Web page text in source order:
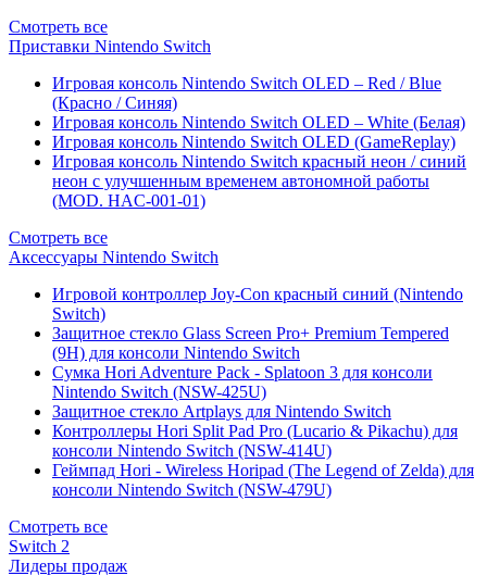
Смотреть все
Приставки Nintendo Switch
Игровая консоль Nintendo Switch OLED – Red / Blue
(Красно / Синяя)
Игровая консоль Nintendo Switch OLED – White (Белая)
Игровая консоль Nintendo Switch OLED (GameReplay)
Игровая консоль Nintendo Switch красный неон / синий
неон с улучшенным временем автономной работы
(MOD. HAC-001-01)
Смотреть все
Аксессуары Nintendo Switch
Игровой контроллер Joy-Con красный синий (Nintendo
Switch)
Защитное стекло Glass Screen Pro+ Premium Tempered
(9H) для консоли Nintendo Switch
Сумка Hori Adventure Pack - Splatoon 3 для консоли
Nintendo Switch (NSW-425U)
Защитное стекло Artplays для Nintendo Switch
Контроллеры Hori Split Pad Pro (Lucario & Pikachu) для
консоли Nintendo Switch (NSW-414U)
Геймпад Hori - Wireless Horipad (The Legend of Zelda) для
консоли Nintendo Switch (NSW-479U)
Смотреть все
Switch 2
Лидеры продаж